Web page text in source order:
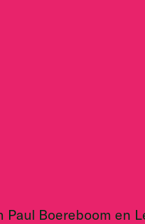
Paul Boereboom en